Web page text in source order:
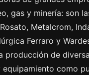
gas y minería: son
Metalcrom,
Ferraro y
producción de
equipamiento como